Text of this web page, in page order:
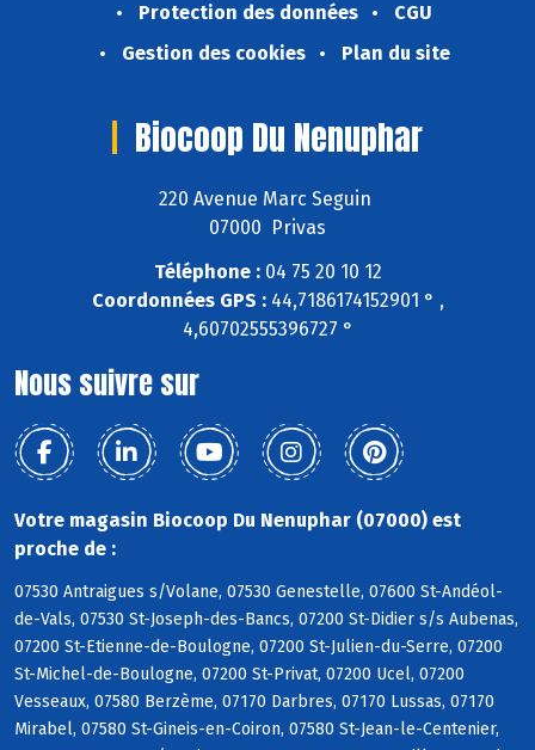
Protection des données
CGU
Gestion des cookies
Plan du site
Biocoop Du Nenuphar
220 Avenue Marc Seguin
07000 Privas
Téléphone :04 75 20 10 12
Coordonnées GPS :44,7186174152901 ° ,
4,60702555396727 °
Nous suivre sur
Votre magasin Biocoop Du Nenuphar (07000) est
proche de :
07530 Antraigues s/Volane, 07530 Genestelle, 07600 St-Andéol-
de-Vals, 07530 St-Joseph-des-Bancs, 07200 St-Didier s/s Aubenas,
07200 St-Etienne-de-Boulogne, 07200 St-Julien-du-Serre, 07200
St-Michel-de-Boulogne, 07200 St-Privat, 07200 Ucel, 07200
Vesseaux, 07580 Berzème, 07170 Darbres, 07170 Lussas, 07170
Mirabel, 07580 St-Gineis-en-Coiron, 07580 St-Jean-le-Centenier,